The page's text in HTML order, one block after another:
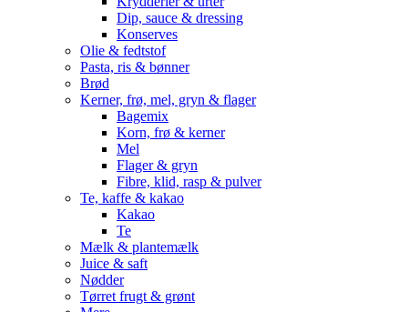
Dip, sauce & dressing
Konserves
Olie & fedtstof
Pasta, ris & bønner
Brød
Kerner, frø, mel, gryn & flager
Bagemix
Korn, frø & kerner
Mel
Flager & gryn
Fibre, klid, rasp & pulver
Te, kaffe & kakao
Kakao
Te
Mælk & plantemælk
Juice & saft
Nødder
Tørret frugt & grønt